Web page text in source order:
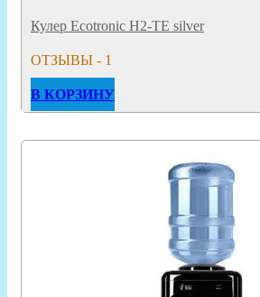
Кулер Ecotronic H2-TE silver
ОТЗЫВЫ - 1
В КОРЗИНУ